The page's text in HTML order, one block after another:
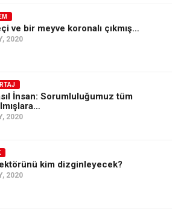
ve bir meyve koronalı çıkmış…
2020
İnsan: Sorumluluğumuz tüm
2020
kim dizginleyecek?
2020